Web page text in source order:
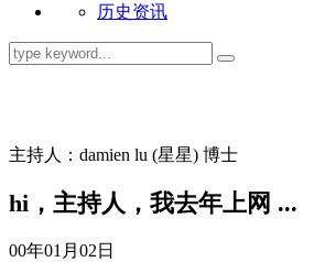
历史资讯
主持人：damien lu (星星) 博士
hi，主持人，我去年上网 ...
00年01月02日